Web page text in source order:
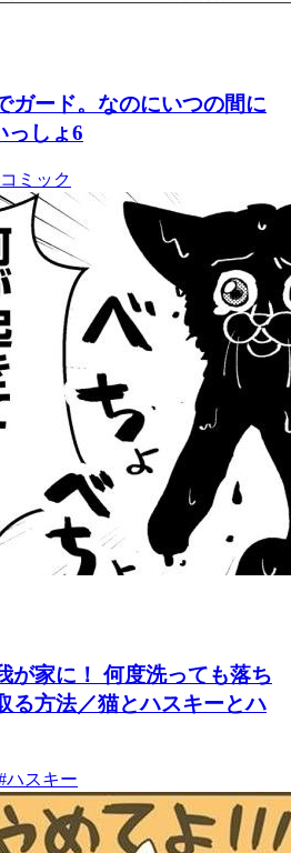
ガード。なのにいつの間に
っしょ6
コミック
が家に！ 何度洗っても落ち
る方法／猫とハスキーとハ
ハスキー